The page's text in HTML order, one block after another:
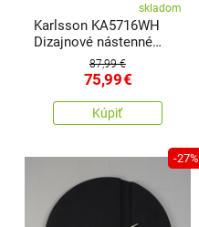
skladom
Karlsson KA5716WH
Dizajnové nástenné
hodiny, 45 cm
87,99 €
75,99€
Kúpiť
-27%